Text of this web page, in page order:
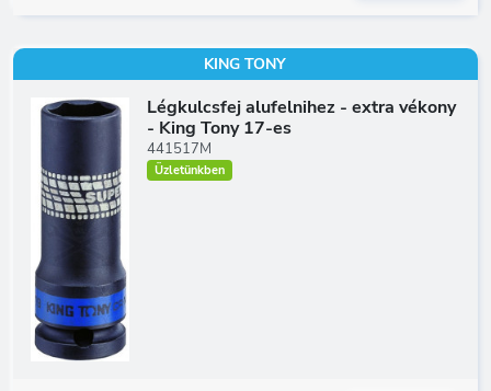
KING TONY
Légkulcsfej alufelnihez - extra vékony
- King Tony 17-es
441517M
Üzletünkben